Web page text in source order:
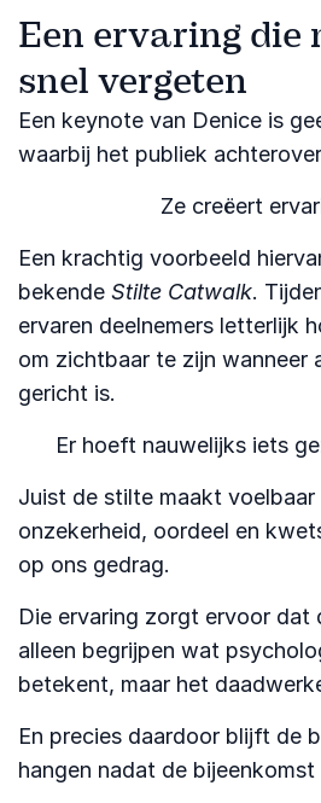
Een ervaring die
snel vergeten
Een keynote van Denice is
waarbij het publiek
Ze creëert
Een krachtig voorbeeld
bekende Stilte Catwalk.
ervaren deelnemers letterlijk
om zichtbaar te zijn wanneer
gericht is.
Er hoeft nauwelijks iets
Juist de stilte maakt voelbaar
onzekerheid, oordeel en
op ons gedrag.
Die ervaring zorgt ervoor dat
alleen begrijpen wat
betekent, maar het
En precies daardoor blijft de
hangen nadat de